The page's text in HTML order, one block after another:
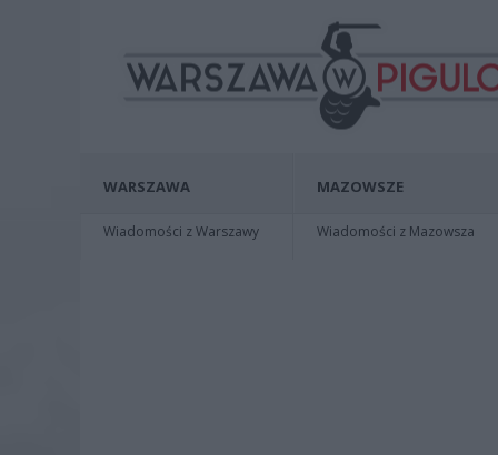
WARSZAWA
Wiadomości z Warszawy
MAZOWSZE
Wiadomości z Mazowsza